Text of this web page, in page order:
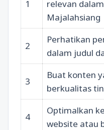
1
relevan
Majalahsiang
2
Perhatikan
dalam judul
3
Buat konten
berkualitas
4
Optimalkan
website atau